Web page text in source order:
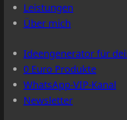
Leistungen
Über mich
Ideengenerator für
0 Euro Produkte
WhatsApp-VIP-Kanal
Newsletter